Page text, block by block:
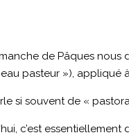
de Pâques nous
pasteur »), appliqué
si souvent de «
c’est